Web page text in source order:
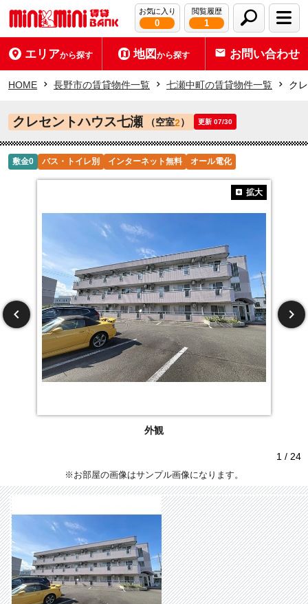
お気に入り
0
閲覧履歴
1
エリアから探す 地図から探す お問い合わせ
HOME 長野市の賃貸物件一覧 七瀬中町の賃貸物件一覧 ク
クレセントハウス七瀬 （空室2） 更新 07/30
敷金0 バス・トイレ別 インターネット無料 オール電化
外観
拡大
1 / 24
※お部屋の画像はサンプル画像になります。